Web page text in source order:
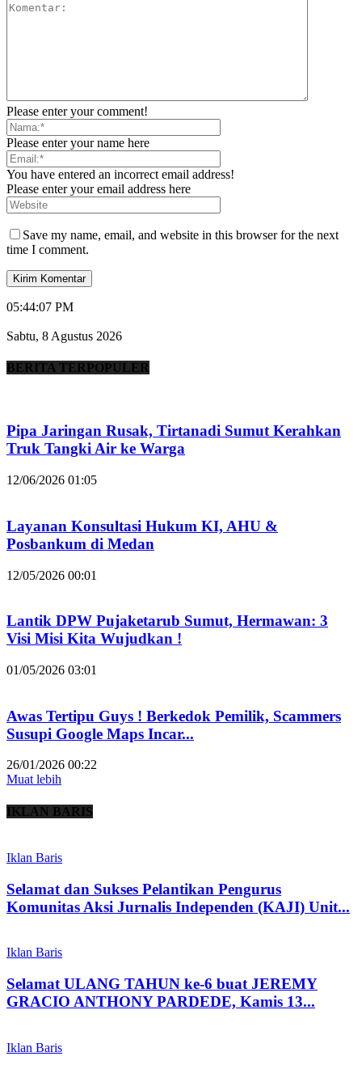
Please enter your comment!
Please enter your name here
You have entered an incorrect email address!
Please enter your email address here
Save my name, email, and website in this browser for the next
time I comment.
05:44:08 PM
Sabtu, 8 Agustus 2026
BERITA TERPOPULER
Pipa Jaringan Rusak, Tirtanadi Sumut Kerahkan
Truk Tangki Air ke Warga
12/06/2026 01:05
Layanan Konsultasi Hukum KI, AHU &
Posbankum di Medan
12/05/2026 00:01
Lantik DPW Pujaketarub Sumut, Hermawan: 3
Visi Misi Kita Wujudkan !
01/05/2026 03:01
Awas Tertipu Guys ! Berkedok Pemilik, Scammers
Susupi Google Maps Incar...
26/01/2026 00:22
Muat lebih
IKLAN BARIS
Iklan Baris
Selamat dan Sukses Pelantikan Pengurus
Komunitas Aksi Jurnalis Independen (KAJI) Unit...
Iklan Baris
Selamat ULANG TAHUN ke-6 buat JEREMY
GRACIO ANTHONY PARDEDE, Kamis 13...
Iklan Baris